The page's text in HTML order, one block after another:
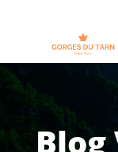
Blog